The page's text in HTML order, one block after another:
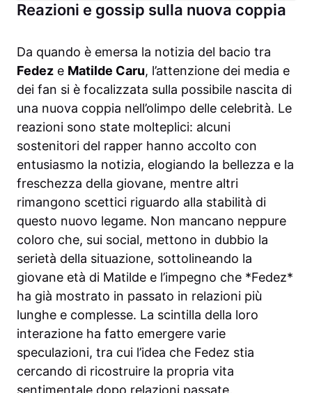
Reazioni e gossip sulla nuova coppia
Da quando è emersa la notizia del bacio tra
Fedez e Matilde Caru, l’attenzione dei media e
dei fan si è focalizzata sulla possibile nascita di
una nuova coppia nell’olimpo delle celebrità. Le
reazioni sono state molteplici: alcuni
sostenitori del rapper hanno accolto con
entusiasmo la notizia, elogiando la bellezza e la
freschezza della giovane, mentre altri
rimangono scettici riguardo alla stabilità di
questo nuovo legame. Non mancano neppure
coloro che, sui social, mettono in dubbio la
serietà della situazione, sottolineando la
giovane età di Matilde e l’impegno che *Fedez*
ha già mostrato in passato in relazioni più
lunghe e complesse. La scintilla della loro
interazione ha fatto emergere varie
speculazioni, tra cui l’idea che Fedez stia
cercando di ricostruire la propria vita
sentimentale dopo relazioni passate,